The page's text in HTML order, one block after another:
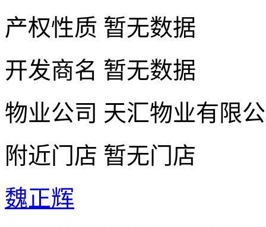
产权性质 暂无数据
开发商名 暂无数据
物业公司 天汇物业有限
附近门店 暂无门店
魏正辉